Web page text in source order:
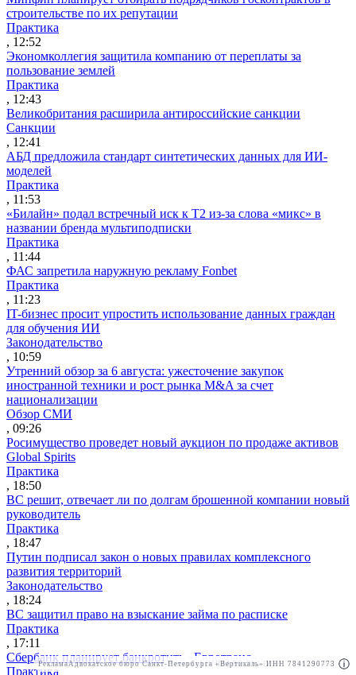
РекламаАО"ПРАВО.РУ" ИНН: 7708095468
строительстве по их репутации
Практика
, 12:52
Экономколлегия защитила компанию от переплаты за
пользование землей
Практика
, 12:43
Великобритания расширила антироссийские санкции
Санкции
, 12:41
АБД предложила стандарт синтетических данных для ИИ-
моделей
Практика
, 11:53
«Билайн» подал встречный иск к Т2 из-за слова «микс» в
названии бренда мультиподписки
Практика
, 11:44
ФАС запретила наружную рекламу Fonbet
Практика
, 11:23
IT-бизнес просит упростить использование данных граждан
для обучения ИИ
Законодательство
, 10:59
Утренний обзор за 6 августа: ужесточение закупок
иностранной техники и рост рынка M&A за счет
национализации
Обзор СМИ
, 09:26
Росимущество проведет новый аукцион по продаже активов
Global Spirits
Практика
, 18:50
ВС решит, отвечает ли по долгам брошенной компании новый
руководитель
Практика
, 18:47
Путин подписал закон о новых правилах комплексного
развития территорий
Законодательство
, 18:24
ВС защитил право на взыскание займа по расписке
Практика
, 17:11
Сбербанк планирует банкротить «Евротранс»
Практика
РекламаАдвокатское бюро Санкт-Петербурга «Вертикаль» ИНН 7841290773